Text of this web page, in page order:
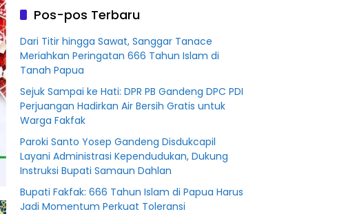
Diduga
Fiktifkan
Plasma Desa
Aringin
Pos-pos Terbaru
Dari Titir hingga Sawat, Sanggar Tanace
Meriahkan Peringatan 666 Tahun Islam di
Tanah Papua
Sejuk Sampai ke Hati: DPR PB Gandeng DPC PDI
Perjuangan Hadirkan Air Bersih Gratis untuk
Warga Fakfak
Paroki Santo Yosep Gandeng Disdukcapil
Layani Administrasi Kependudukan, Dukung
Instruksi Bupati Samaun Dahlan
Bupati Fakfak: 666 Tahun Islam di Papua Harus
Jadi Momentum Perkuat Toleransi